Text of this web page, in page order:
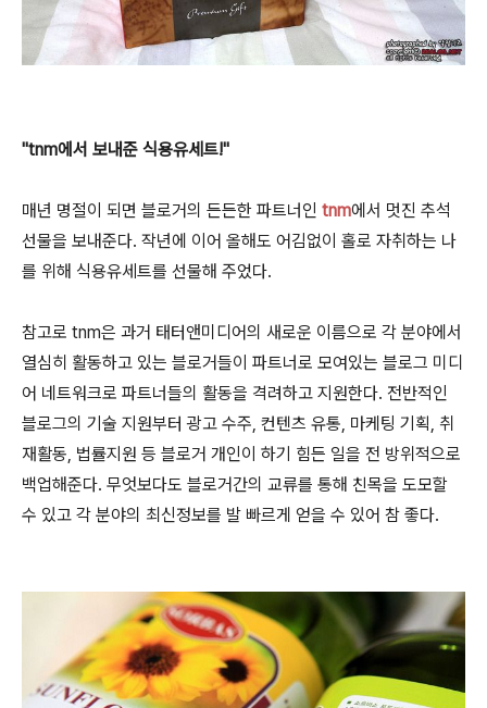
"tnm에서 보내준 식용유세트!"
매년 명절이 되면 블로거의 든든한 파트너인 tnm에서 멋진 추석
선물을 보내준다. 작년에 이어 올해도 어김없이 홀로 자취하는 나
를 위해 식용유세트를 선물해 주었다.
참고로 tnm은 과거 태터앤미디어의 새로운 이름으로 각 분야에서
열심히 활동하고 있는 블로거들이 파트너로 모여있는 블로그 미디
어 네트워크로 파트너들의 활동을 격려하고 지원한다. 전반적인
블로그의 기술 지원부터 광고 수주, 컨텐츠 유통, 마케팅 기획, 취
재활동, 법률지원 등 블로거 개인이 하기 힘든 일을 전 방위적으로
백업해준다. 무엇보다도 블로거간의 교류를 통해 친목을 도모할
수 있고 각 분야의 최신정보를 발 빠르게 얻을 수 있어 참 좋다.